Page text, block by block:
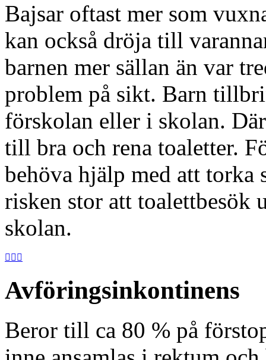
Bajsar oftast mer som
kan också dröja till
barnen mer sällan än var
problem på sikt. Barn
förskolan eller i skolan.
till bra och rena toaletter.
behöva hjälp med att torka
risken stor att
skolan.
  
Avföringsinkontinens
Beror till ca 80 % på